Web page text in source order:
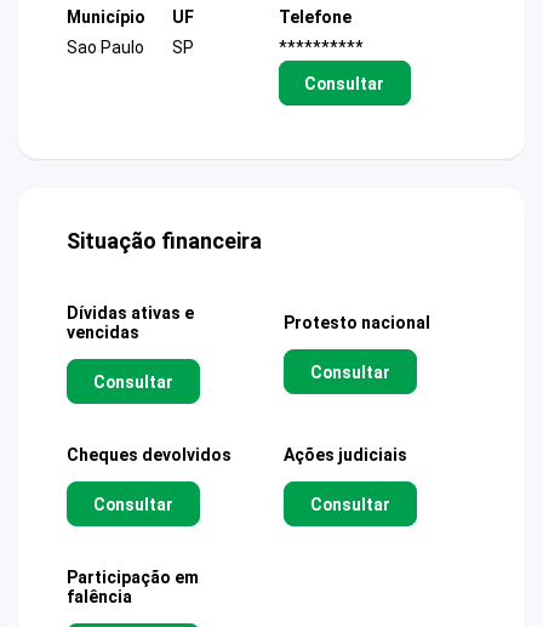
Município
Sao Paulo
UF
SP
Telefone
**********
Consultar
Situação financeira
Dívidas ativas e
vencidas
Consultar
Protesto nacional
Consultar
Cheques devolvidos
Consultar
Ações judiciais
Consultar
Participação em
falência